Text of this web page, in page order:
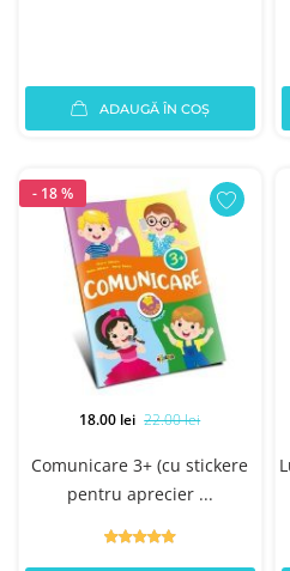
ADAUGĂ ÎN COȘ
- 18 %
Comunicare 3+ (cu stickere
pentru aprecier ...
18.00 lei 22.00 lei